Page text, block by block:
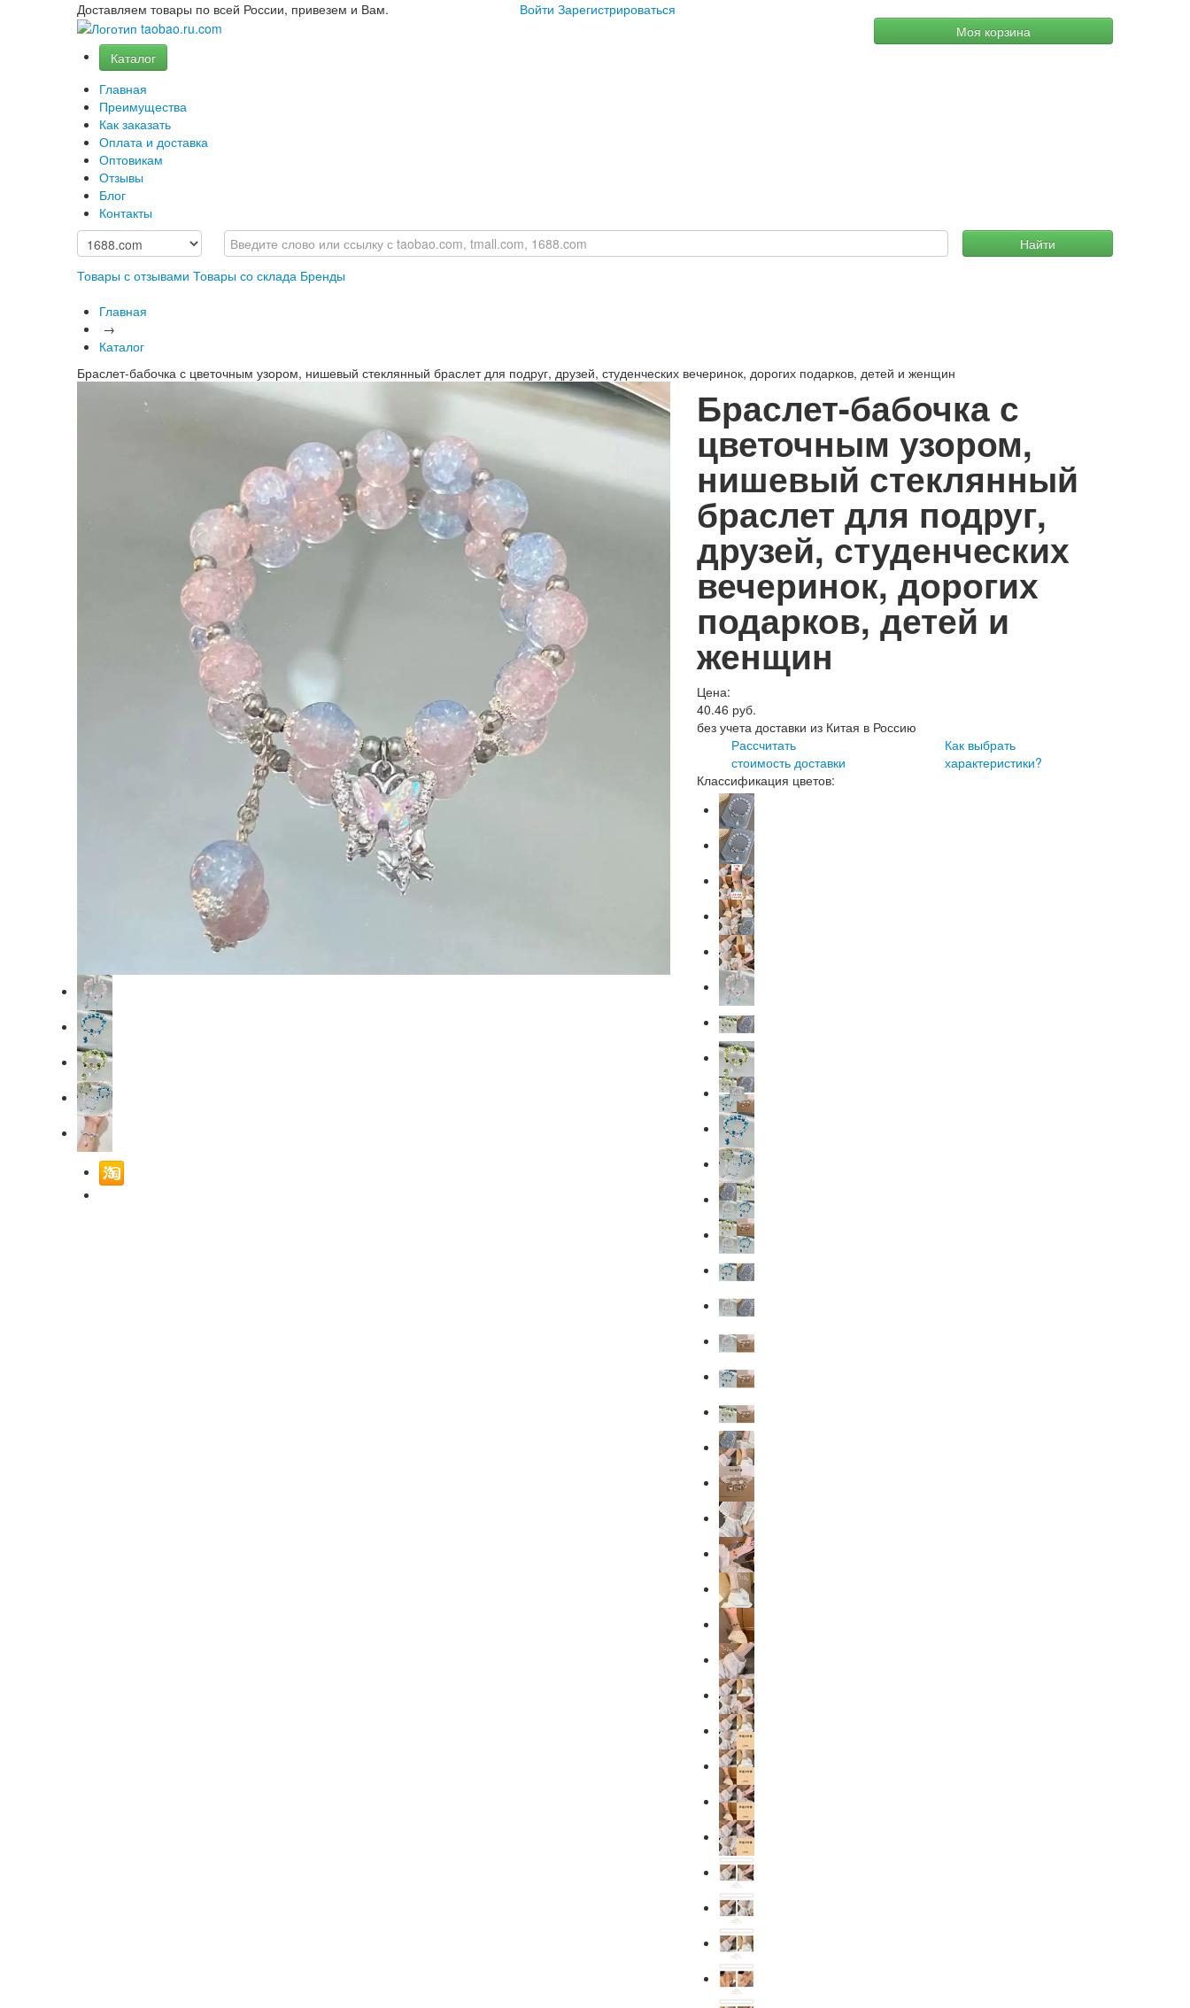
Доставляем товары по всей России, привезем и Вам. Войти Зарегистрироваться
Моя корзина
Каталог
Главная
Преимущества
Как заказать
Оплата и доставка
Оптовикам
Отзывы
Блог
Контакты
Товары с отзывами Товары со склада Бренды
Найти
Главная
→
Каталог
Браслет-бабочка с цветочным узором, нишевый стеклянный браслет для подруг, друзей, студенческих вечеринок, дорогих подарков, детей и женщин
Браслет-бабочка с
цветочным узором,
нишевый стеклянный
браслет для подруг,
друзей, студенческих
вечеринок, дорогих
подарков, детей и
женщин
Цена:
40.46 руб.
без учета доставки из Китая в Россию
Рассчитать
стоимость доставки
Как выбрать
характеристики?
Классификация цветов: